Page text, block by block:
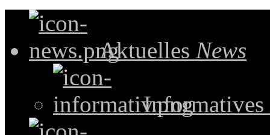
Aktuelles News
Informatives